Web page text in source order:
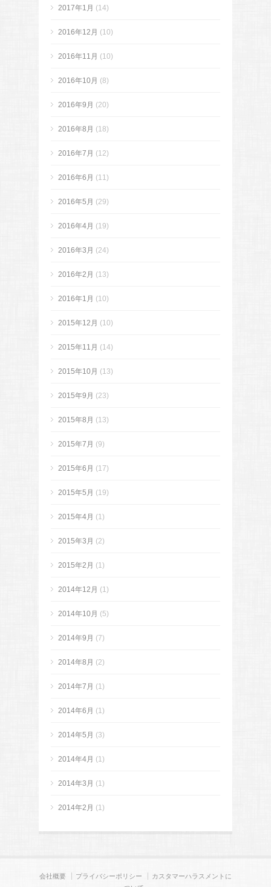
2017年1月 (14)
2016年12月 (10)
2016年11月 (10)
2016年10月 (8)
2016年9月 (20)
2016年8月 (18)
2016年7月 (12)
2016年6月 (11)
2016年5月 (29)
2016年4月 (19)
2016年3月 (24)
2016年2月 (13)
2016年1月 (10)
2015年12月 (10)
2015年11月 (14)
2015年10月 (13)
2015年9月 (23)
2015年8月 (13)
2015年7月 (9)
2015年6月 (17)
2015年5月 (19)
2015年4月 (1)
2015年3月 (2)
2015年2月 (1)
2014年12月 (1)
2014年10月 (5)
2014年9月 (7)
2014年8月 (2)
2014年7月 (1)
2014年6月 (1)
2014年5月 (3)
2014年4月 (1)
2014年3月 (1)
2014年2月 (1)
会社概要 プライバシーポリシー
カスタマーハラスメントに